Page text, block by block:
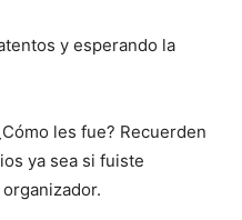
y esperando la
les fue? Recuerden
ya sea si fuiste